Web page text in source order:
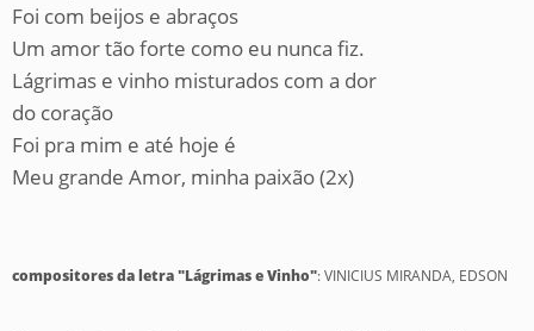
Foi com beijos e abraços
Um amor tão forte como eu nunca fiz.
Lágrimas e vinho misturados com a dor
do coração
Foi pra mim e até hoje é
Meu grande Amor, minha paixão (2x)
compositores da letra "Lágrimas e Vinho": VINICIUS MIRANDA, EDSON